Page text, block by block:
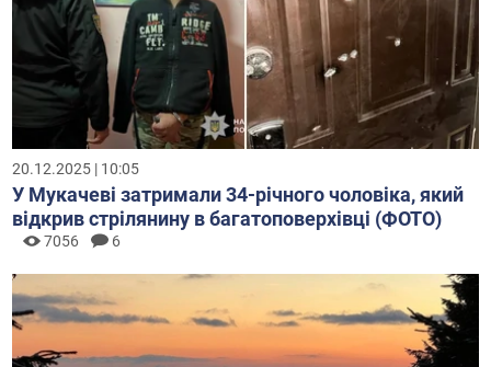
20.12.2025 | 10:05
У Мукачеві затримали 34-річного чоловіка, який
відкрив стрілянину в багатоповерхівці (ФОТО)
7056 6